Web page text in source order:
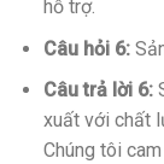
hỗ trợ.
Câu hỏi 6:
Câu trả lời 6:
xuất với chất
Chúng tôi